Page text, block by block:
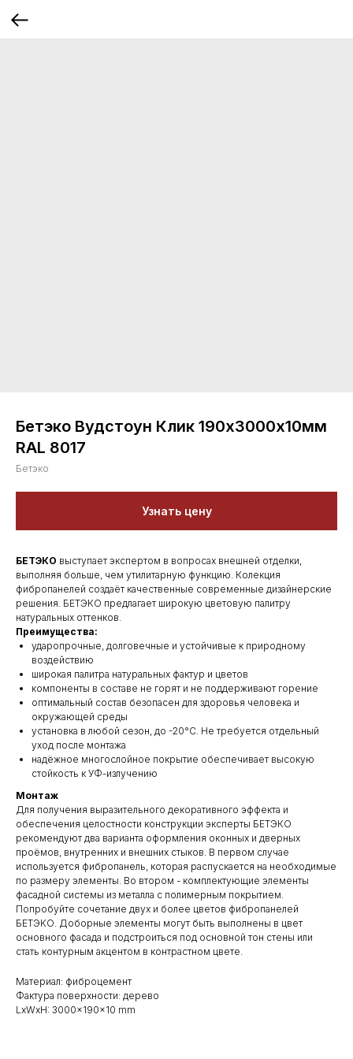
Бетэко Вудстоун Клик 190х3000х10мм
RAL 8017
Бетэко
Узнать цену
БЕТЭКО выступает экспертом в вопросах внешней отделки,
выполняя больше, чем утилитарную функцию. Колекция
фибропанелей создаёт качественные современные дизайнерские
решения. БЕТЭКО предлагает широкую цветовую палитру
натуральных оттенков.
Преимущества:
ударопрочные, долговечные и устойчивые к природному
воздействию
широкая палитра натуральных фактур и цветов
компоненты в составе не горят и не поддерживают горение
оптимальный состав безопасен для здоровья человека и
окружающей среды
установка в любой сезон, до -20°С. Не требуется отдельный
уход после монтажа
надёжное многослойное покрытие обеспечивает высокую
стойкость к УФ-излучению
Монтаж
Для получения выразительного декоративного эффекта и
обеспечения целостности конструкции эксперты БЕТЭКО
рекомендуют два варианта оформления оконных и дверных
проёмов, внутренних и внешних стыков. В первом случае
используется фибропанель, которая распускается на необходимые
по размеру элементы. Во втором - комплектующие элементы
фасадной системы из металла с полимерным покрытием.
Попробуйте сочетание двух и более цветов фибропанелей
БЕТЭКО. Доборные элементы могут быть выполнены в цвет
основного фасада и подстроиться под основной тон стены или
стать контурным акцентом в контрастном цвете.
Материал: фиброцемент
Фактура поверхности: дерево
LxWxH: 3000x190x10 mm